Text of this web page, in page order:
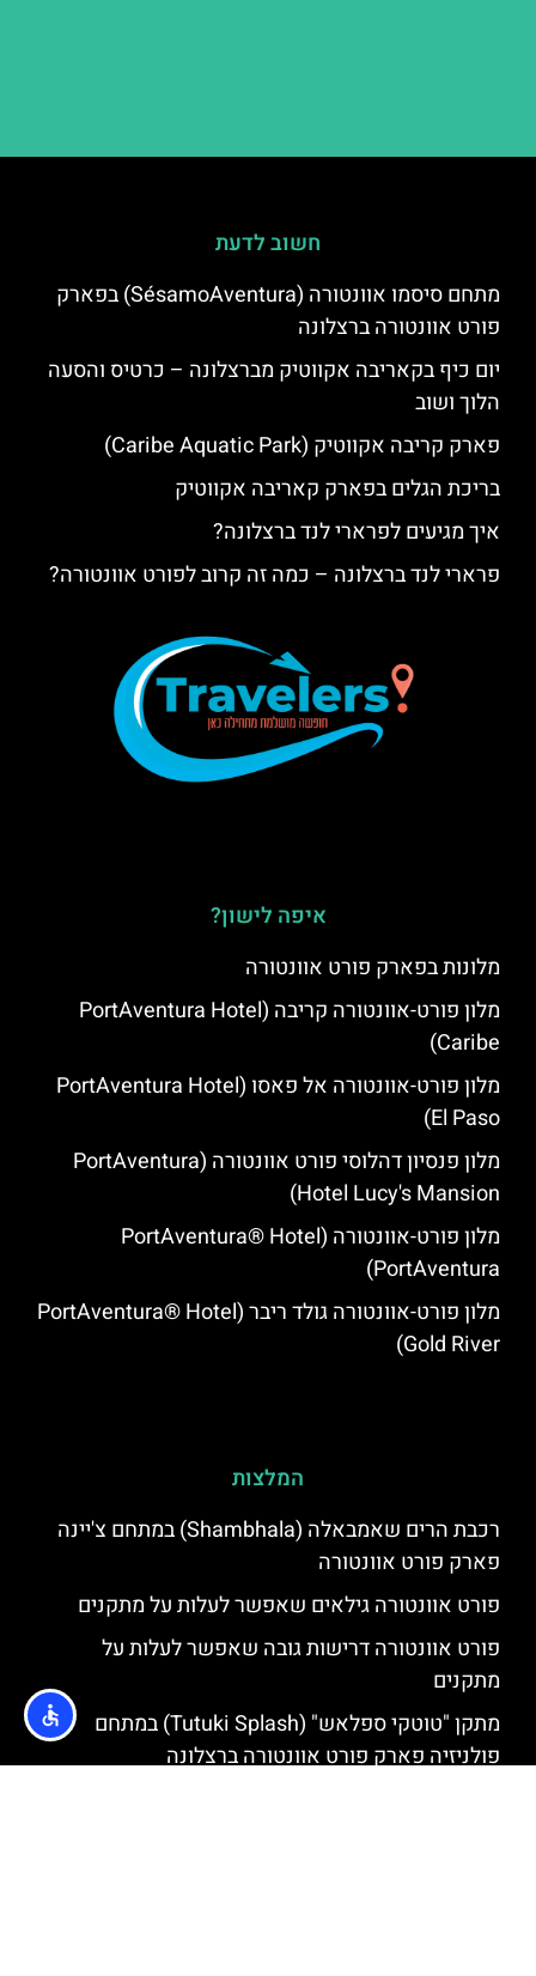
חשוב לדעת
מתחם סיסמו אוונטורה (SésamoAventura) בפארק
פורט אוונטורה ברצלונה
יום כיף בקאריבה אקווטיק מברצלונה – כרטיס והסעה
הלוך ושוב
פארק קריבה אקווטיק (Caribe Aquatic Park)
בריכת הגלים בפארק קאריבה אקווטיק
איך מגיעים לפרארי לנד ברצלונה?
פרארי לנד ברצלונה – כמה זה קרוב לפורט אוונטורה?
איפה לישון?
מלונות בפארק פורט אוונטורה
מלון פורט-אוונטורה קריבה (PortAventura Hotel
Caribe)
מלון פורט-אוונטורה אל פאסו (PortAventura Hotel
El Paso)
מלון פנסיון דהלוסי פורט אוונטורה (PortAventura
Hotel Lucy's Mansion‬)
מלון פורט-אוונטורה (PortAventura® Hotel
PortAventura)
מלון פורט-אוונטורה גולד ריבר (PortAventura® Hotel
Gold River)
המלצות
רכבת הרים שאמבאלה (Shambhala) במתחם צ'יינה
פארק פורט אוונטורה
פורט אוונטורה גילאים שאפשר לעלות על מתקנים
פורט אוונטורה דרישות גובה שאפשר לעלות על
מתקנים
מתקן "טוטקי ספלאש" (Tutuki Splash) במתחם
פולניזיה פארק פורט אוונטורה ברצלונה